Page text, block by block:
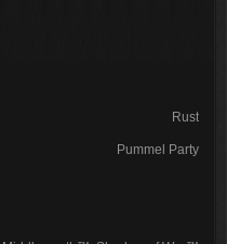
Rust
Pummel Party